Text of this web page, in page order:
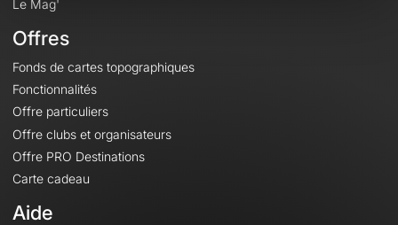
Le Mag'
Offres
Fonds de cartes topographiques
Fonctionnalités
Offre particuliers
Offre clubs et organisateurs
Offre PRO Destinations
Carte cadeau
Aide